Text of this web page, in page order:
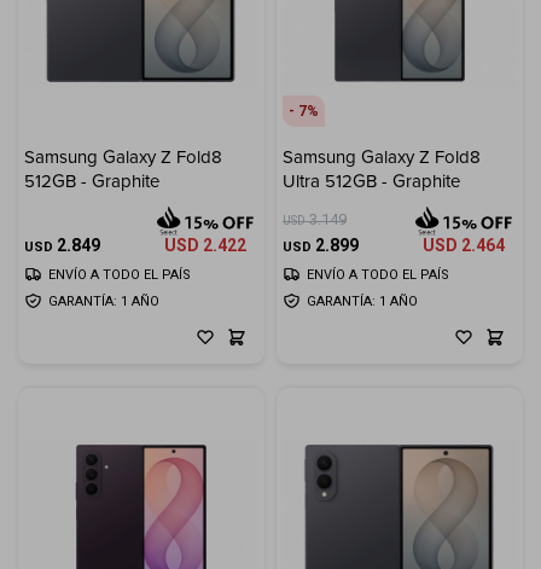
Samsung Galaxy Z Fold8
512GB - Graphite
USD 2.849 USD 2.422
GARANTÍA: 1 AÑO
ENVÍO A TODO EL PAÍS
7
Samsung Galaxy Z Fold8
Ultra 512GB - Graphite
USD 3.149
USD 2.899 USD 2.464
GARANTÍA: 1 AÑO
ENVÍO A TODO EL PAÍS